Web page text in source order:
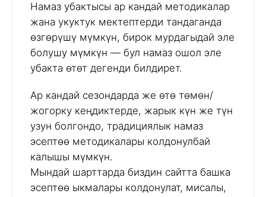
Намаз убактысы ар кандай методикалар
жана укуктук мектептерди тандаганда
өзгөрүшү мүмкүн, бирок мурдагыдай эле
болушу мүмкүн — бул намаз ошол эле
убакта өтөт дегенди билдирет.
Ар кандай сезондарда же өтө төмөн/
жогорку кеңдиктерде, жарык күн же түн
узун болгондо, традициялык намаз
эсептөө методикалары колдонулбай
калышы мүмкүн.
Мындай шарттарда биздин сайтта башка
эсептөө ыкмалары колдонулат, мисалы,